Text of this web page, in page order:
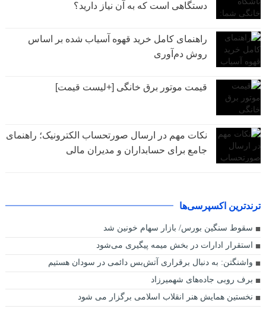
دستگاهی است که به آن نیاز دارید؟
راهنمای کامل خرید قهوه آسیاب شده بر اساس
روش دم‌آوری
قیمت موتور برق خانگی [+لیست قیمت]
نکات مهم در ارسال صورتحساب الکترونیک؛ راهنمای
جامع برای حسابداران و مدیران مالی
ترندترین اکسپرسی‌ها
سقوط سنگین بورس/ بازار سهام خونین شد
استقرار ادارات در بخش میمه پیگیری می‌شود
واشنگتن: به دنبال برقراری آتش‌بس دائمی در سودان هستیم
برف روبی جاده‌های شهمیرزاد
نخستین همایش هنر انقلاب اسلامی برگزار می شود